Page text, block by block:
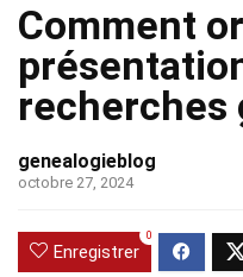
Comment
recherches
genealogieblog
octobre 27, 2024
Enregistrer
0